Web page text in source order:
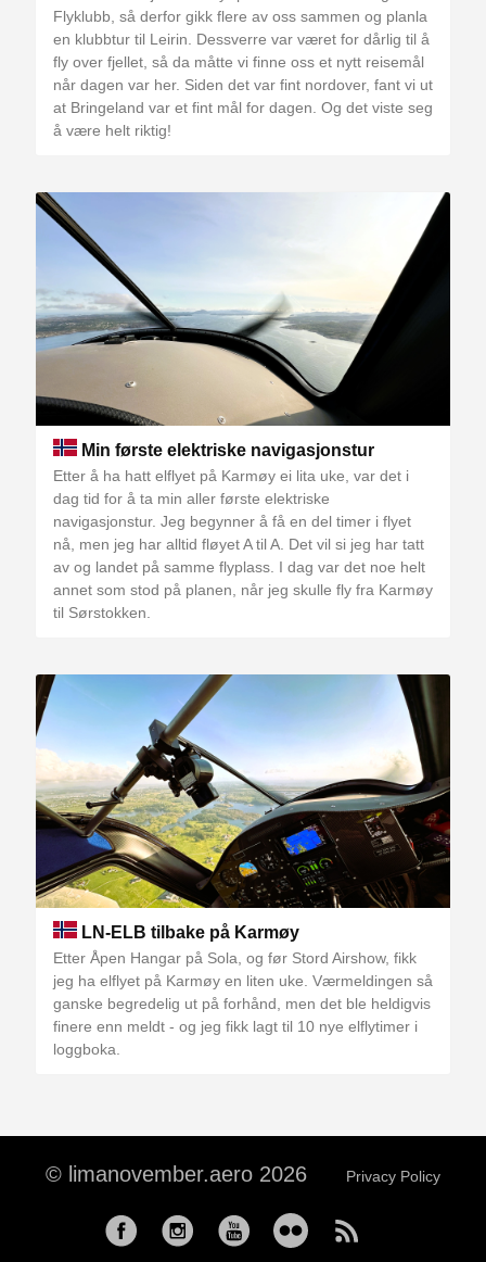
Flyklubb, så derfor gikk flere av oss sammen og planla
en klubbtur til Leirin. Dessverre var været for dårlig til å
fly over fjellet, så da måtte vi finne oss et nytt reisemål
når dagen var her. Siden det var fint nordover, fant vi ut
at Bringeland var et fint mål for dagen. Og det viste seg
å være helt riktig!
Min første elektriske navigasjonstur
Etter å ha hatt elflyet på Karmøy ei lita uke, var det i
dag tid for å ta min aller første elektriske
navigasjonstur. Jeg begynner å få en del timer i flyet
nå, men jeg har alltid fløyet A til A. Det vil si jeg har tatt
av og landet på samme flyplass. I dag var det noe helt
annet som stod på planen, når jeg skulle fly fra Karmøy
til Sørstokken.
LN-ELB tilbake på Karmøy
Etter Åpen Hangar på Sola, og før Stord Airshow, fikk
jeg ha elflyet på Karmøy en liten uke. Værmeldingen så
ganske begredelig ut på forhånd, men det ble heldigvis
finere enn meldt - og jeg fikk lagt til 10 nye elflytimer i
loggboka.
© limanovember.aero 2026 Privacy Policy